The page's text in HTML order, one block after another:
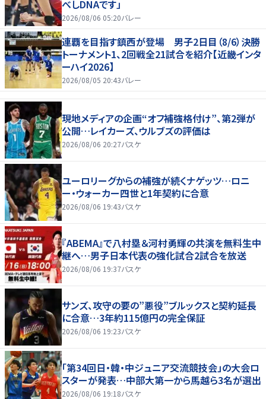
べしDNAです」
2026/08/06 05:20バレー
連覇を目指す鎮西が登場 男子2日目（8/6）決勝
トーナメント1、2回戦全21試合を紹介【近畿インタ
ーハイ2026】
2026/08/05 20:43バレー
現地メディアの企画“オフ補強格付け”、第2弾が
公開…レイカーズ、ウルブズの評価は
2026/08/06 20:27バスケ
ユーロリーグからの補強が続くナゲッツ…ロニ
ー・ウォーカー四世と1年契約に合意
2026/08/06 19:43バスケ
『ABEMA』で八村塁＆河村勇輝の共演を無料生中
継へ…男子日本代表の強化試合2試合を放送
2026/08/06 19:37バスケ
サンズ、攻守の要の”悪役”ブルックスと契約延長
に合意…3年約115億円の完全保証
2026/08/06 19:23バスケ
「第34回日・韓・中ジュニア交流競技会」の大会ロ
スターが発表…中部大第一から馬越ら3名が選出
2026/08/06 19:18バスケ